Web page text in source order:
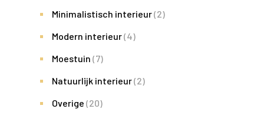
Minimalistisch interieur(2)
Modern interieur(4)
Moestuin (7)
Natuurlijk interieur(2)
Overige (20)